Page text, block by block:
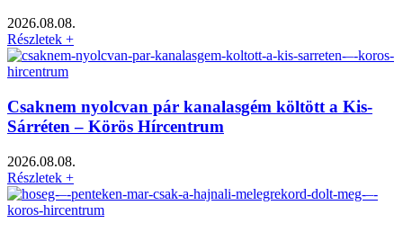
2026.08.08.
Részletek +
Csaknem nyolcvan pár kanalasgém költött a Kis-
Sárréten – Körös Hírcentrum
2026.08.08.
Részletek +